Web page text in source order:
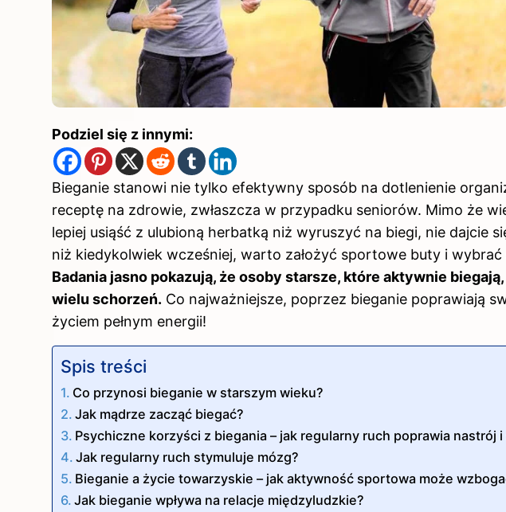
Podziel się z innymi:
Bieganie stanowi nie tylko efektywny sposób na dotlenienie
receptę na zdrowie, zwłaszcza w przypadku seniorów. Mimo że
lepiej usiąść z ulubioną herbatką niż wyruszyć na biegi, nie dajcie
niż kiedykolwiek wcześniej, warto założyć sportowe buty i
Badania jasno pokazują, że osoby starsze, które aktywnie
wielu schorzeń. Co najważniejsze, poprzez bieganie poprawiają
życiem pełnym energii!
Spis treści
Co przynosi bieganie w starszym wieku?
Jak mądrze zacząć biegać?
Psychiczne korzyści z biegania – jak regularny ruch poprawia nastrój
Jak regularny ruch stymuluje mózg?
Bieganie a życie towarzyskie – jak aktywność sportowa może
Jak bieganie wpływa na relacje międzyludzkie?